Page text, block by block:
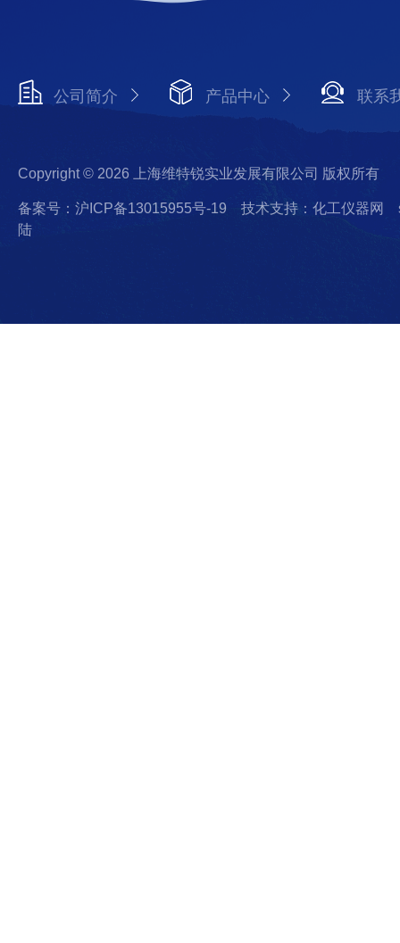
公司简介 产品中心 联系
Copyright © 2026 上海维特锐实业发展有限公司 版权所有
备案号：沪ICP备13015955号-19 技术支持：化工仪器网
陆